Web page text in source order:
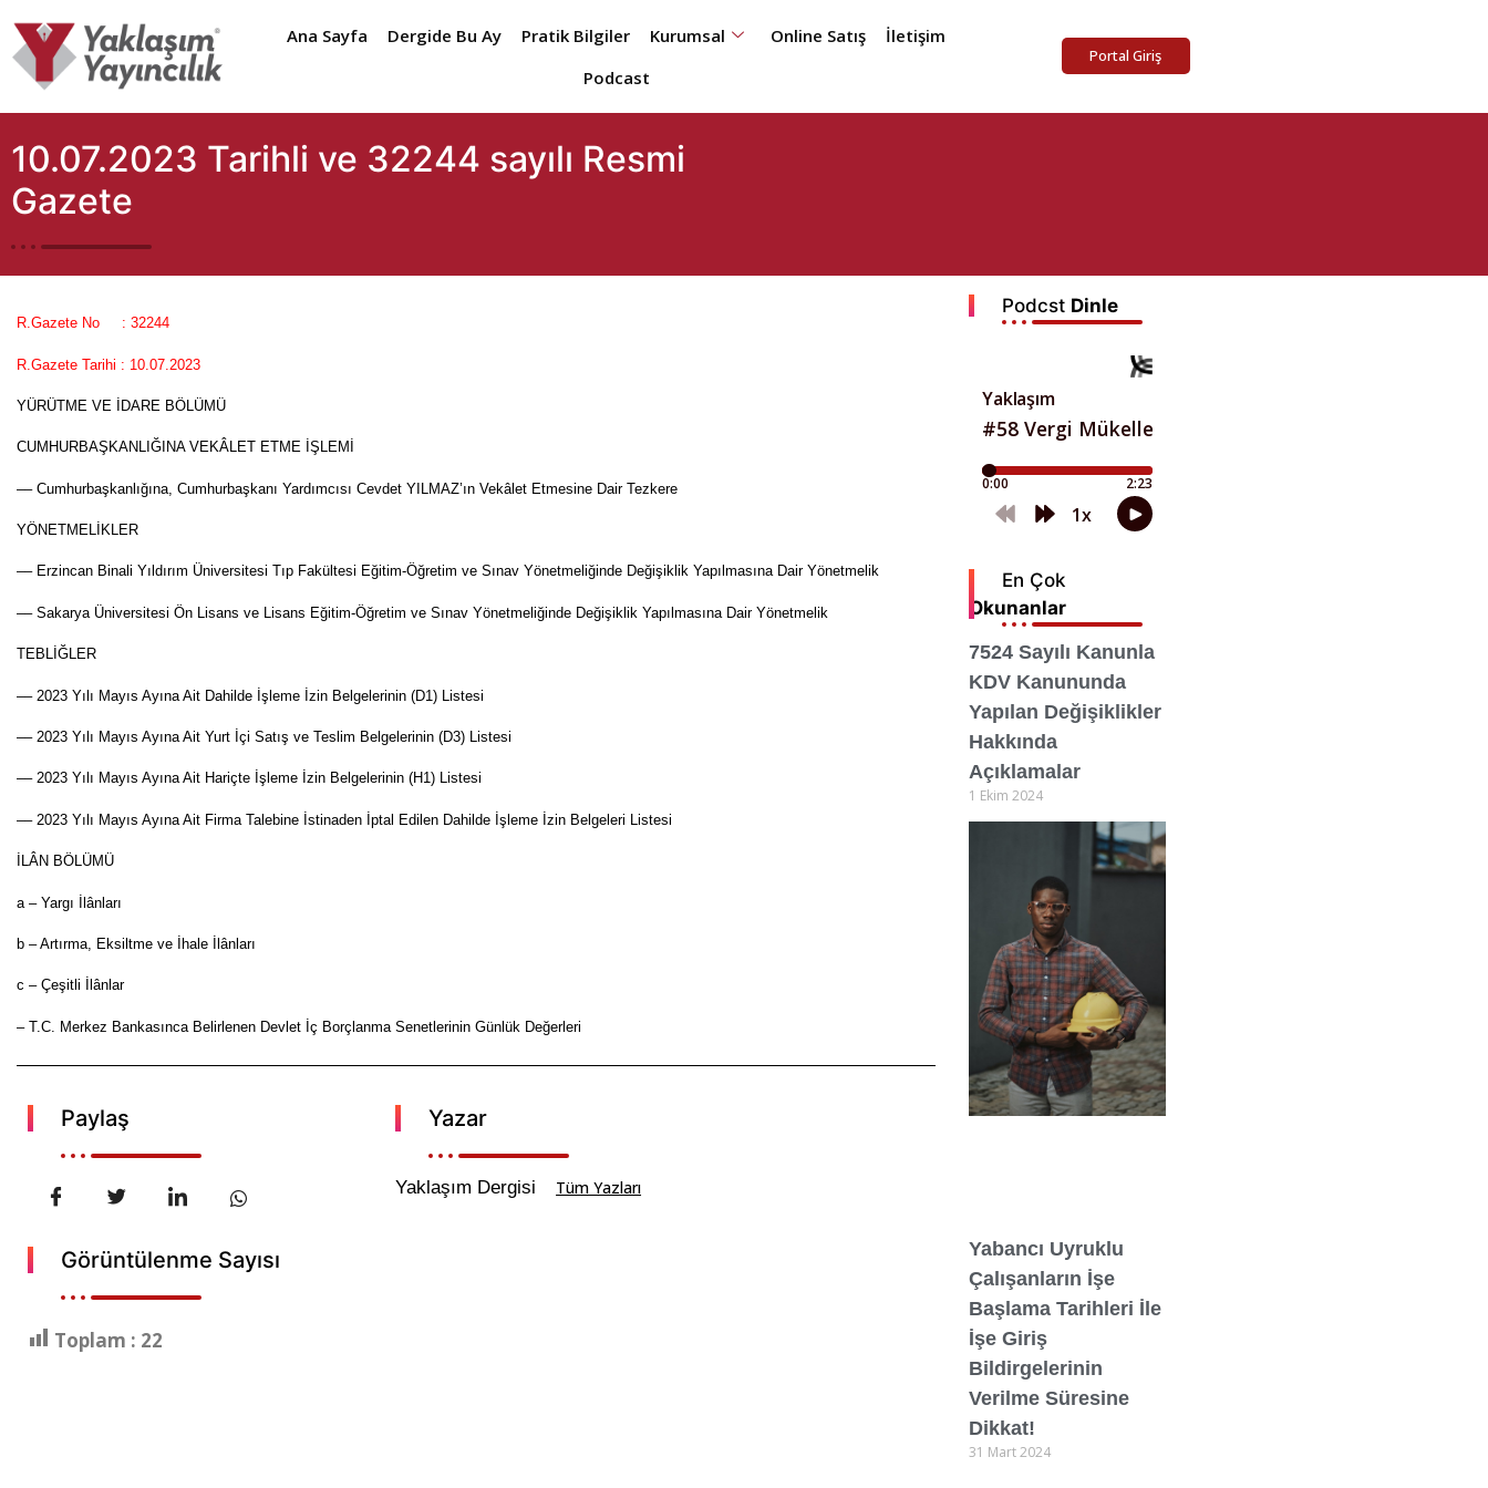
Ana Sayfa Dergide Bu Ay Pratik Bilgiler Kurumsal Online Satış
İletişim
Podcast
Portal Giriş
10.07.2023 Tarihli ve 32244 sayılı Resmi
Gazete
R.Gazete No : 32244
R.Gazete Tarihi : 10.07.2023
YÜRÜTME VE İDARE BÖLÜMÜ
CUMHURBAŞKANLIĞINA VEKÂLET ETME İŞLEMİ
–– Cumhurbaşkanlığına, Cumhurbaşkanı Yardımcısı Cevdet YILMAZ’ın Vekâlet Etmesine Dair Tezkere
YÖNETMELİKLER
–– Erzincan Binali Yıldırım Üniversitesi Tıp Fakültesi Eğitim-Öğretim ve Sınav Yönetmeliğinde Değişiklik Yapılmasına Dair Yönetmelik
–– Sakarya Üniversitesi Ön Lisans ve Lisans Eğitim-Öğretim ve Sınav Yönetmeliğinde Değişiklik Yapılmasına Dair Yönetmelik
TEBLİĞLER
–– 2023 Yılı Mayıs Ayına Ait Dahilde İşleme İzin Belgelerinin (D1) Listesi
–– 2023 Yılı Mayıs Ayına Ait Yurt İçi Satış ve Teslim Belgelerinin (D3) Listesi
–– 2023 Yılı Mayıs Ayına Ait Hariçte İşleme İzin Belgelerinin (H1) Listesi
–– 2023 Yılı Mayıs Ayına Ait Firma Talebine İstinaden İptal Edilen Dahilde İşleme İzin Belgeleri Listesi
İLÂN BÖLÜMÜ
a – Yargı İlânları
b – Artırma, Eksiltme ve İhale İlânları
c – Çeşitli İlânlar
– T.C. Merkez Bankasınca Belirlenen Devlet İç Borçlanma Senetlerinin Günlük Değerleri
Paylaş Yazar
Yaklaşım Dergisi Tüm Yazları
Görüntülenme Sayısı
Toplam : 22
Podcst Dinle
En Çok
Okunanlar
7524 Sayılı Kanunla
KDV Kanununda
Yapılan Değişiklikler
Hakkında
Açıklamalar
1 Ekim 2024
Yabancı Uyruklu
Çalışanların İşe
Başlama Tarihleri İle
İşe Giriş
Bildirgelerinin
Verilme Süresine
Dikkat!
31 Mart 2024